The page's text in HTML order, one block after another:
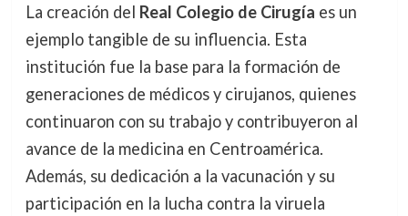
La creación del Real Colegio de Cirugía es un
ejemplo tangible de su influencia. Esta
institución fue la base para la formación de
generaciones de médicos y cirujanos, quienes
continuaron con su trabajo y contribuyeron al
avance de la medicina en Centroamérica.
Además, su dedicación a la vacunación y su
participación en la lucha contra la viruela